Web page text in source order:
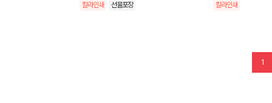
칼라인쇄 선물포장 칼라인쇄
1